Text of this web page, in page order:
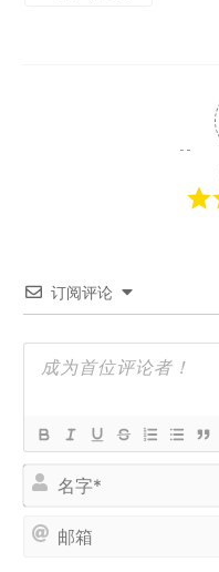
订阅评论